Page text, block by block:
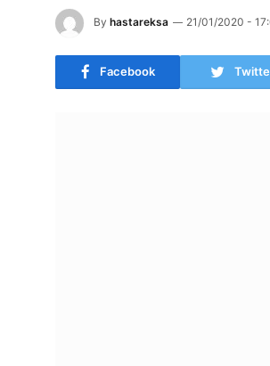
By hastareksa 21/01/2020 -
Facebook